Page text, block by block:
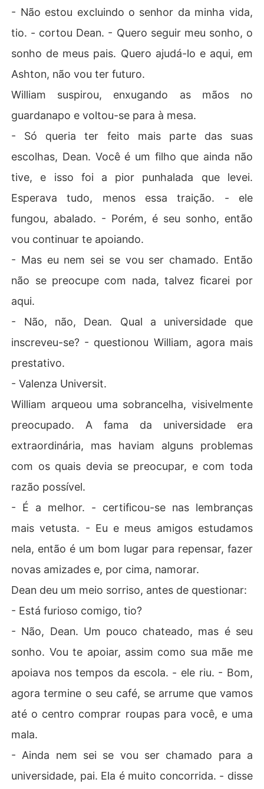
- Não estou excluindo o senhor da minha vida,
tio. - cortou Dean. - Quero seguir meu sonho, o
sonho de meus pais. Quero ajudá-lo e aqui, em
Ashton, não vou ter futuro.
William suspirou, enxugando as mãos no
guardanapo e voltou-se para à mesa.
- Só queria ter feito mais parte das suas
escolhas, Dean. Você é um filho que ainda não
tive, e isso foi a pior punhalada que levei.
Esperava tudo, menos essa traição. - ele
fungou, abalado. - Porém, é seu sonho, então
vou continuar te apoiando.
- Mas eu nem sei se vou ser chamado. Então
não se preocupe com nada, talvez ficarei por
aqui.
- Não, não, Dean. Qual a universidade que
inscreveu-se? - questionou William, agora mais
prestativo.
- Valenza Universit.
William arqueou uma sobrancelha, visivelmente
preocupado. A fama da universidade era
extraordinária, mas haviam alguns problemas
com os quais devia se preocupar, e com toda
razão possível.
- É a melhor. - certificou-se nas lembranças
mais vetusta. - Eu e meus amigos estudamos
nela, então é um bom lugar para repensar, fazer
novas amizades e, por cima, namorar.
Dean deu um meio sorriso, antes de questionar:
- Está furioso comigo, tio?
- Não, Dean. Um pouco chateado, mas é seu
sonho. Vou te apoiar, assim como sua mãe me
apoiava nos tempos da escola. - ele riu. - Bom,
agora termine o seu café, se arrume que vamos
até o centro comprar roupas para você, e uma
mala.
- Ainda nem sei se vou ser chamado para a
universidade, pai. Ela é muito concorrida. - disse